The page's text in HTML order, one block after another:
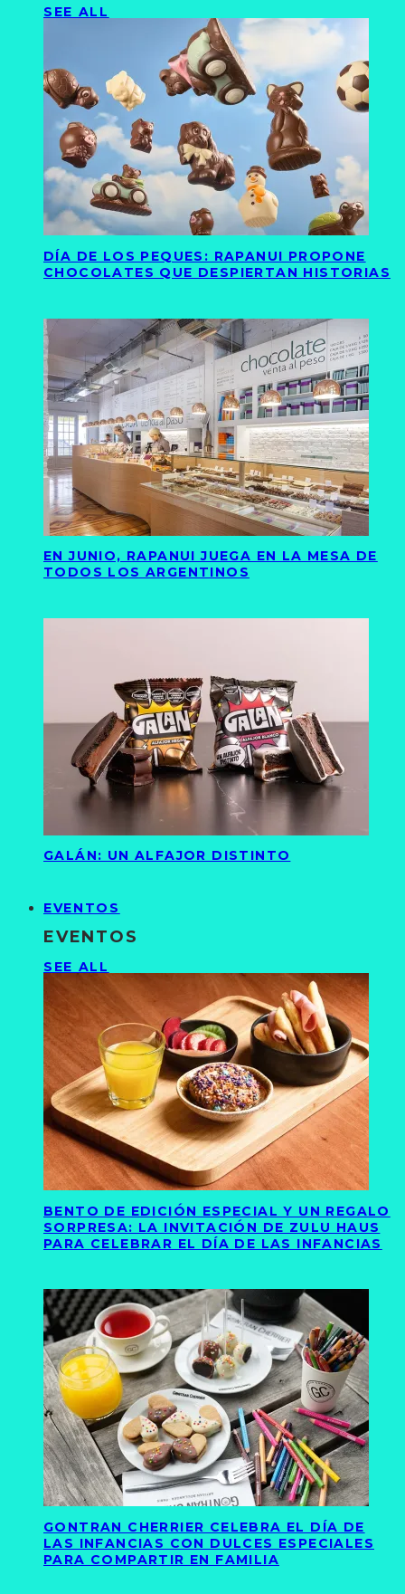
SEE ALL
DÍA DE LOS PEQUES: RAPANUI PROPONE
CHOCOLATES QUE DESPIERTAN HISTORIAS
EN JUNIO, RAPANUI JUEGA EN LA MESA DE
TODOS LOS ARGENTINOS
GALÁN: UN ALFAJOR DISTINTO
EVENTOS
EVENTOS
SEE ALL
BENTO DE EDICIÓN ESPECIAL Y UN REGALO
SORPRESA: LA INVITACIÓN DE ZULU HAUS
PARA CELEBRAR EL DÍA DE LAS INFANCIAS
GONTRAN CHERRIER CELEBRA EL DÍA DE
LAS INFANCIAS CON DULCES ESPECIALES
PARA COMPARTIR EN FAMILIA